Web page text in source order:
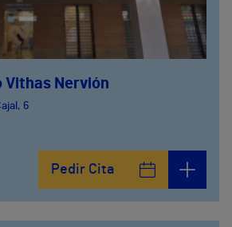
Vithas Nervión
6
Pedir Cita